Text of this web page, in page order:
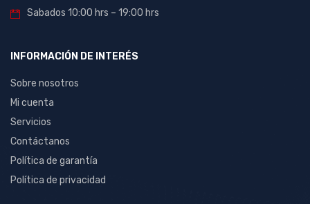
Sabados 10:00 hrs – 19:00 hrs
INFORMACIÓN DE INTERÉS
Sobre nosotros
Mi cuenta
Servicios
Contáctanos
Política de garantía
Política de privacidad